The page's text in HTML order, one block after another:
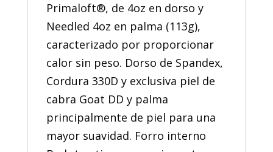
Primaloft®, de 4oz en dorso y
Needled 4oz en palma (113g),
caracterizado por proporcionar
calor sin peso. Dorso de Spandex,
Cordura 330D y exclusiva piel de
cabra Goat DD y palma
principalmente de piel para una
mayor suavidad. Forro interno